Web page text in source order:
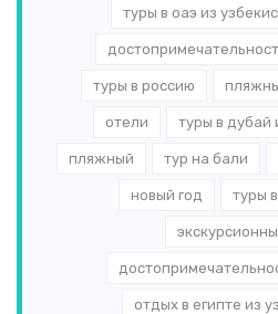
туры в оаэ из
туры в россию
отели туры в дубай
пляжный тур на бали
новый год туры
отдых в египте из